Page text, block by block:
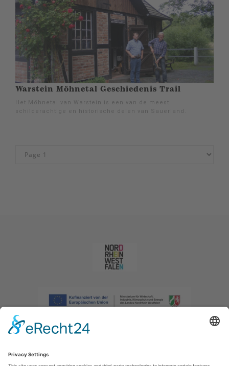
Warstein Möhnetal Geschiedenis Trail
Het Möhnetal van Warstein is een van de meest
schilderachtige en historische delen van Sauerland.